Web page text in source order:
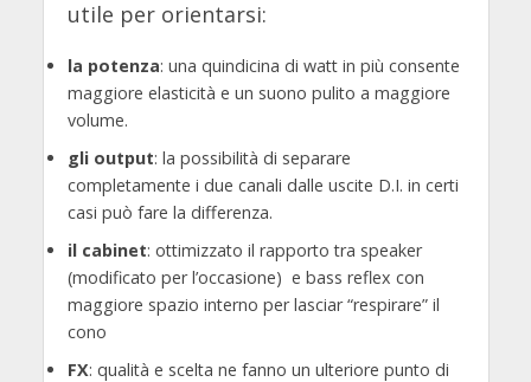
utile per orientarsi:
la potenza: una quindicina di watt in più consente
maggiore elasticità e un suono pulito a maggiore
volume.
gli output: la possibilità di separare
completamente i due canali dalle uscite D.I. in certi
casi può fare la differenza.
il cabinet: ottimizzato il rapporto tra speaker
(modificato per l’occasione) e bass reflex con
maggiore spazio interno per lasciar “respirare” il
cono
FX: qualità e scelta ne fanno un ulteriore punto di